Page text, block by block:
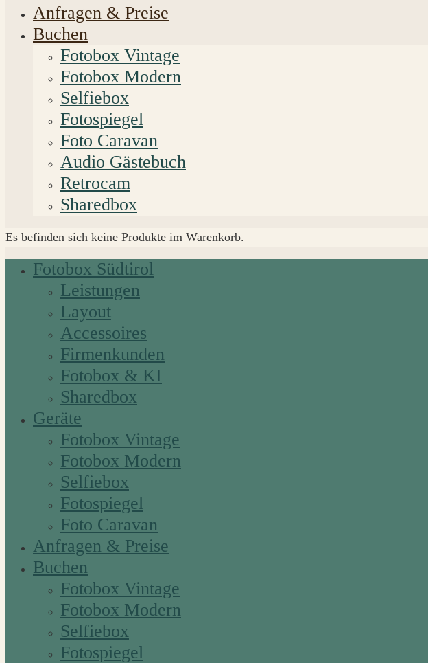
Anfragen & Preise
Buchen
Fotobox Vintage
Fotobox Modern
Selfiebox
Fotospiegel
Foto Caravan
Audio Gästebuch
Retrocam
Sharedbox
Es befinden sich keine Produkte im Warenkorb.
Fotobox Südtirol
Leistungen
Layout
Accessoires
Firmenkunden
Fotobox & KI
Sharedbox
Geräte
Fotobox Vintage
Fotobox Modern
Selfiebox
Fotospiegel
Foto Caravan
Anfragen & Preise
Buchen
Fotobox Vintage
Fotobox Modern
Selfiebox
Fotospiegel